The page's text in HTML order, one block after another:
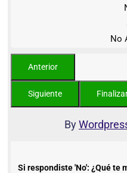
No
By
Si respondiste 'No': ¿Qué te